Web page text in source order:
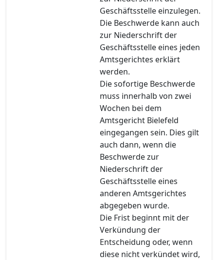
Geschäftsstelle einzulegen.
Die Beschwerde kann auch
zur Niederschrift der
Geschäftsstelle eines jeden
Amtsgerichtes erklärt
werden.
Die sofortige Beschwerde
muss innerhalb von zwei
Wochen bei dem
Amtsgericht Bielefeld
eingegangen sein. Dies gilt
auch dann, wenn die
Beschwerde zur
Niederschrift der
Geschäftsstelle eines
anderen Amtsgerichtes
abgegeben wurde.
Die Frist beginnt mit der
Verkündung der
Entscheidung oder, wenn
diese nicht verkündet wird,